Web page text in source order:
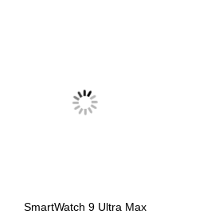
SmartWatch 9 Ultra Max